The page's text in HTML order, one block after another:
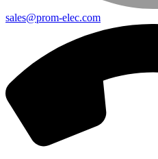
sales@prom-elec.com